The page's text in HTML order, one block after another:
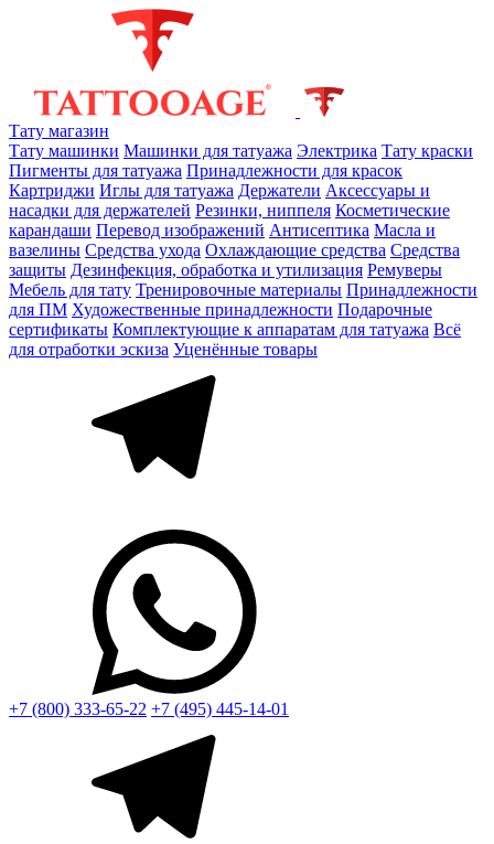
Тату магазин
Тату машинки Машинки для татуажа Электрика Тату краски
Пигменты для татуажа Принадлежности для красок
Картриджи Иглы для татуажа Держатели Аксессуары и
насадки для держателей Резинки, ниппеля Косметические
карандаши Перевод изображений Антисептика Масла и
вазелины Средства ухода Охлаждающие средства Средства
защиты Дезинфекция, обработка и утилизация Ремуверы
Мебель для тату Тренировочные материалы Принадлежности
для ПМ Художественные принадлежности Подарочные
сертификаты Комплектующие к аппаратам для татуажа Всё
для отработки эскиза Уценённые товары
+7 (800) 333-65-22 +7 (495) 445-14-01